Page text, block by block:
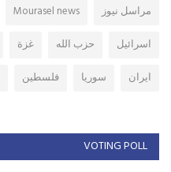
مراسل نيوز Mourasel news
اسرائيل
حزب الله غزة
ايران
سوريا فلسطين
VOTING POLL